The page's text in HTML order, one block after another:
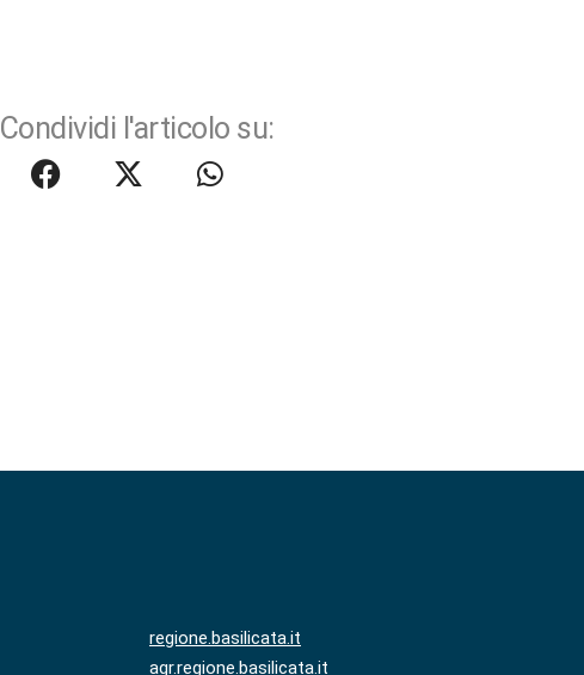
Condividi l'articolo su:
regione.basilicata.it
agr.regione.basilicata.it